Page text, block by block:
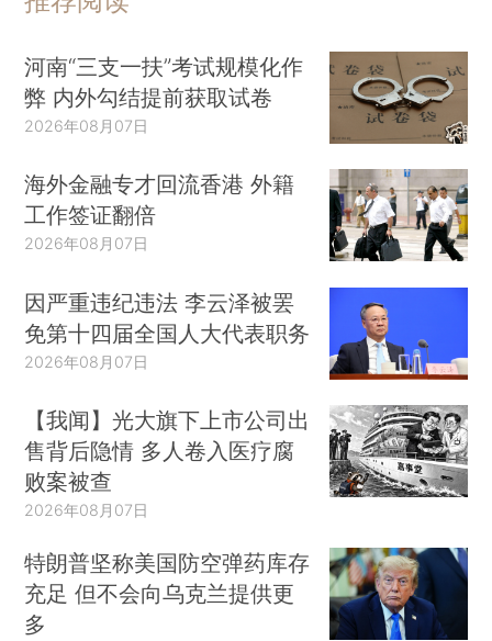
河南“三支一扶”考试规模化作
弊 内外勾结提前获取试卷
2026年08月07日
海外金融专才回流香港 外籍
工作签证翻倍
2026年08月07日
因严重违纪违法 李云泽被罢
免第十四届全国人大代表职务
2026年08月07日
【我闻】光大旗下上市公司出
售背后隐情 多人卷入医疗腐
败案被查
2026年08月07日
特朗普坚称美国防空弹药库存
充足 但不会向乌克兰提供更
多